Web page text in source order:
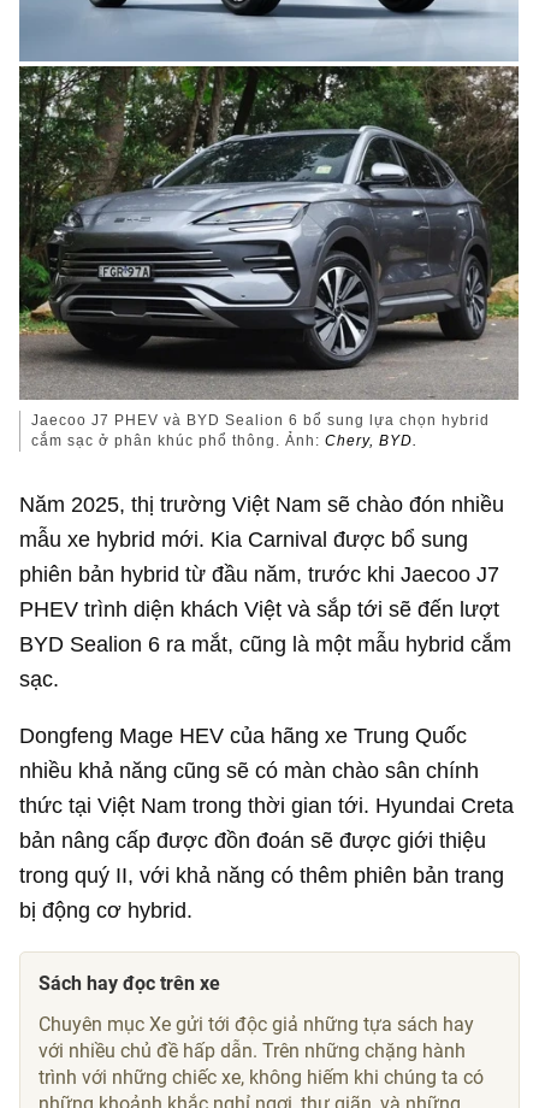
Jaecoo J7 PHEV và BYD Sealion 6 bổ sung lựa chọn hybrid
cắm sạc ở phân khúc phổ thông. Ảnh:Chery, BYD.
Năm 2025, thị trường Việt Nam sẽ chào đón nhiều
mẫu xe hybrid mới. Kia Carnival được bổ sung
phiên bản hybrid từ đầu năm, trước khi Jaecoo J7
PHEV trình diện khách Việt và sắp tới sẽ đến lượt
BYD Sealion 6 ra mắt, cũng là một mẫu hybrid cắm
sạc.
Dongfeng Mage HEV của hãng xe Trung Quốc
nhiều khả năng cũng sẽ có màn chào sân chính
thức tại Việt Nam trong thời gian tới. Hyundai Creta
bản nâng cấp được đồn đoán sẽ được giới thiệu
trong quý II, với khả năng có thêm phiên bản trang
bị động cơ hybrid.
Sách hay đọc trên xe
Chuyên mục Xe gửi tới độc giả những tựa sách hay
với nhiều chủ đề hấp dẫn. Trên những chặng hành
trình với những chiếc xe, không hiếm khi chúng ta có